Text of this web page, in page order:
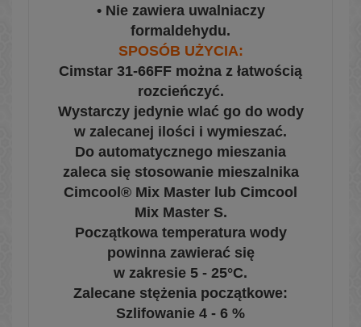
• Nie zawiera uwalniaczy
formaldehydu.
SPOSÓB UŻYCIA:
Cimstar 31-66FF można z łatwością
rozcieńczyć.
Wystarczy jedynie wlać go do wody
w zalecanej ilości i wymieszać.
Do automatycznego mieszania
zaleca się stosowanie mieszalnika
Cimcool® Mix Master lub Cimcool
Mix Master S.
Początkowa temperatura wody
powinna zawierać się
w zakresie 5 - 25°C.
Zalecane stężenia początkowe:
Szlifowanie 4 - 6 %